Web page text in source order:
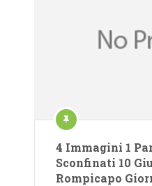
4 Immagini 1
Sconfinati 10
Rompicapo